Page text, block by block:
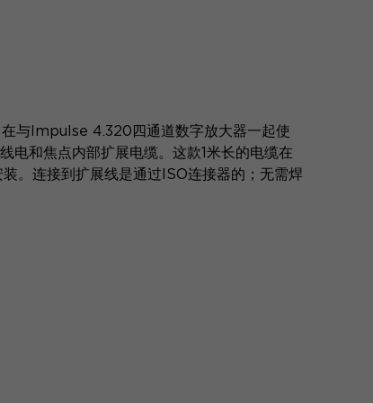
与Impulse 4.320四通道数字放大器一起使
电和焦点内部扩展电缆。这款1米长的电缆在
。连接到扩展线是通过ISO连接器的；无需焊